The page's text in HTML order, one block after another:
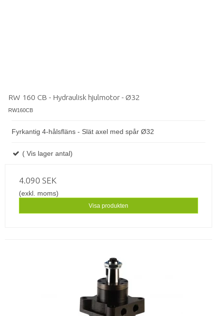
RW 160 CB - Hydraulisk hjulmotor - Ø32
RW160CB
Fyrkantig 4-hålsfläns - Slät axel med spår Ø32
( Vis lager antal)
4.090 SEK
(exkl. moms)
Visa produkten